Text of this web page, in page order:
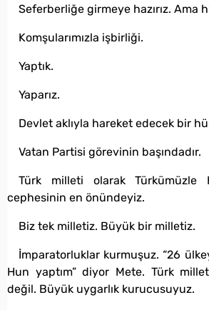
Seferberliğe girmeye hazırız. Ama
Komşularımızla işbirliği.
Yaptık.
Yaparız.
Devlet aklıyla hareket edecek bir
Vatan Partisi görevinin başındadır.
Türk milleti olarak Türkümüzle
cephesinin en önündeyiz.
Biz tek milletiz. Büyük bir milletiz.
İmparatorluklar kurmuşuz. “26
Hun yaptım” diyor Mete. Türk
değil. Büyük uygarlık kurucusuyuz.